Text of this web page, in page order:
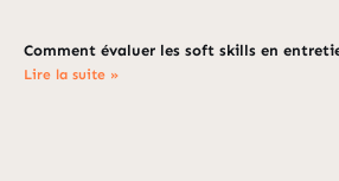
Comment évaluer les soft skills en
Lire la suite »